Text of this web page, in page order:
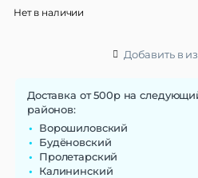
Дисплей
Количество сим карт
Стандарт связи
Интернет
Процессор
Нет в наличии
Добавить в
Доставка от 500р на
районов:
Ворошиловский
Будёновский
Пролетарский
Калининский